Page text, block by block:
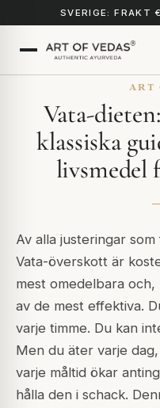
SVERIGE: FRAKT
ART
Vata-
klassiska
livsmedel
Av alla justeringar
Vata-överskott är
mest omedelbara
av de mest effektiva.
varje timme. Du kan
Men du äter varje
varje måltid ökar
hålla den i schack.